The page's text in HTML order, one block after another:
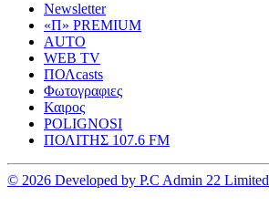
Newsletter
«Π» PREMIUM
AUTO
WEB TV
ΠΟΛcasts
Φωτογραφιες
Καιρος
POLIGNOSI
ΠΟΛΙΤΗΣ 107.6 FM
© 2026 Developed by P.C Admin 22 Limited